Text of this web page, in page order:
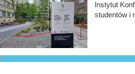
Instytut
studentów i